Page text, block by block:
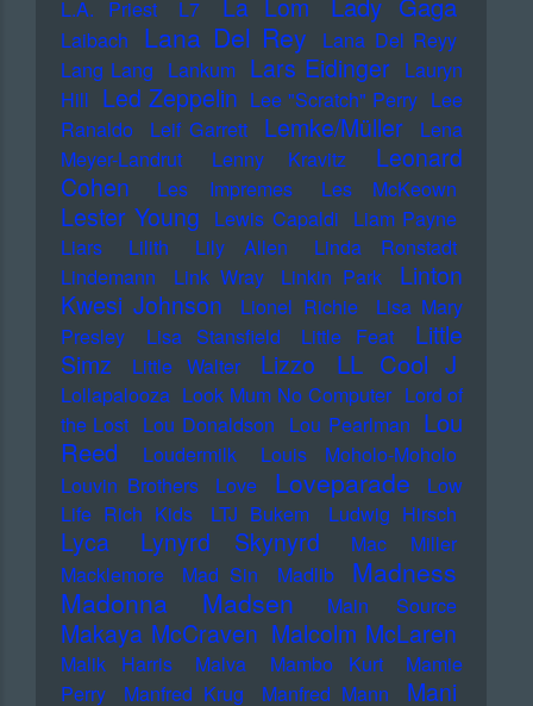
L.A. Priest L7 La Lom Lady Gaga
Laibach Lana Del Rey
Lana Del Reyy
Lang Lang Lankum Lars Eidinger Lauryn
Hill Led Zeppelin Lee "Scratch" Perry Lee
Ranaldo
Leif Garrett Lemke/Müller
Lena
Meyer-Landrut
Lenny Kravitz
Leonard
Cohen
Les Impremes Les McKeown
Lester Young Lewis Capaldi Liam Payne
Liars
Lilith Lily Allen
Linda Ronstadt
Lindemann
Link Wray Linkin Park
Linton
Kwesi Johnson
Lionel Richie
Lisa Mary
Presley
Lisa Stansfield Little Feat
Little
Simz
Little Walter Lizzo LL Cool J
Lollapalooza Look Mum No Computer Lord of
the Lost Lou Donaldson Lou Pearlman Lou
Reed
Loudermilk
Louis Moholo-Moholo
Louvin Brothers
Love Loveparade
Low
Life Rich Kids
LTJ Bukem Ludwig Hirsch
Lyca Lynyrd Skynyrd
Mac Miller
Macklemore
Mad Sin Madlib
Madness
Madonna
Madsen Main Source
Makaya McCraven Malcolm McLaren
Malik Harris Malva Mambo Kurt
Mamie
Perry
Manfred Krug Manfred Mann Mani